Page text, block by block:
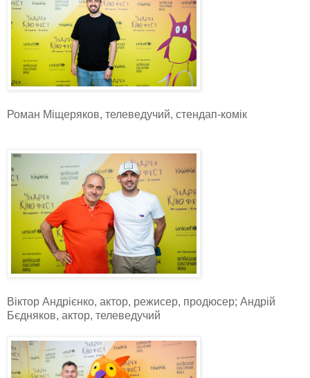
Роман Міщеряков, телеведучий, стендап-комік
Віктор Андрієнко, актор, режисер, продюсер; Андрій
Бєдняков, актор, телеведучий